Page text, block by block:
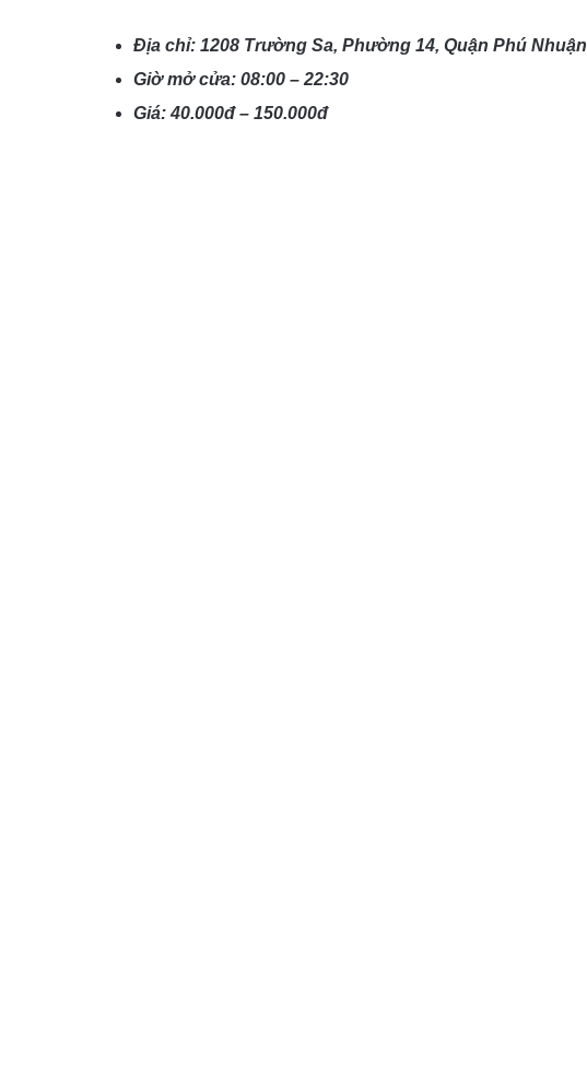
Địa chỉ: 1208 Trường Sa, Phường 14, Quận Phú Nhuận
Giờ mở cửa: 08:00 – 22:30
Giá: 40.000đ – 150.000đ